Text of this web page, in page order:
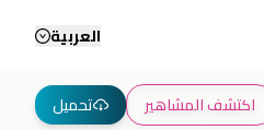
العربية
اكتشف المشاهير تحميل